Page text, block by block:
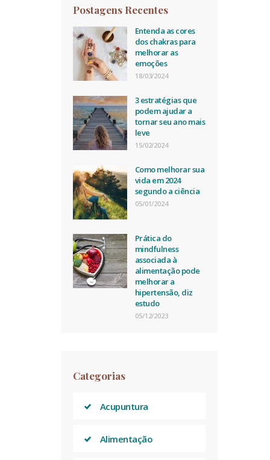
Postagens Recentes
Entenda as cores
dos chakras para
melhorar as
emoções
18/03/2024
3 estratégias que
podem ajudar a
tornar seu ano mais
leve
15/02/2024
Como melhorar sua
vida em 2024
segundo a ciência
05/01/2024
Prática do
mindfulness
associada à
alimentação pode
melhorar a
hipertensão, diz
estudo
05/12/2023
Categorias
Acupuntura
Alimentação